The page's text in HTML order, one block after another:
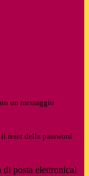
un messaggio
reset della password
posta elettronica!